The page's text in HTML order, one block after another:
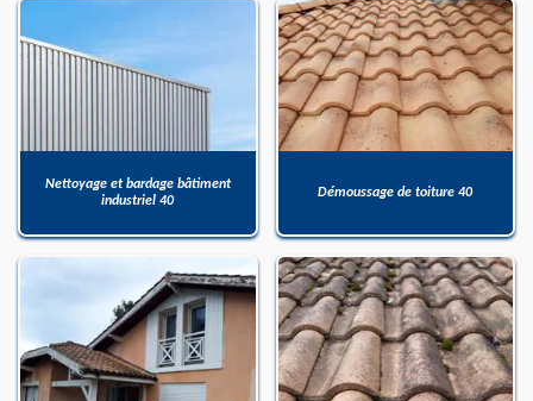
Nettoyage et bardage bâtiment
industriel 40
Démoussage de toiture 40